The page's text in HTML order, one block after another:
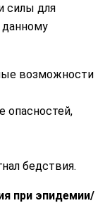
силы для
данному
возможности
опасностей,
бедствия.
при эпидемии/